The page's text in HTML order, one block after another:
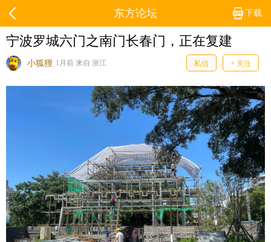
下载
东方论坛
宁波罗城六门之南门长春门，正在复建
小狐狸 1月前 来自 浙江 私信 + 关注